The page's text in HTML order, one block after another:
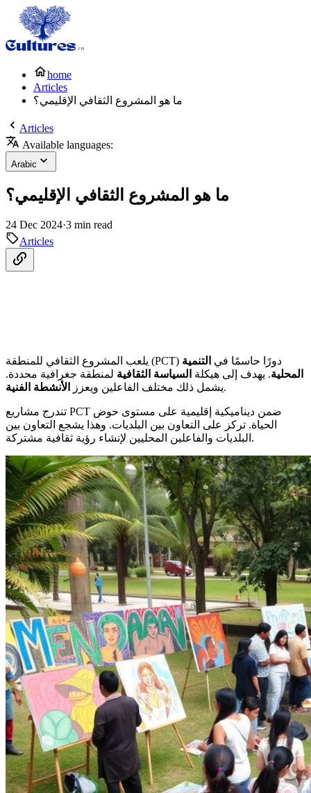
home
Articles
ما هو المشروع الثقافي الإقليمي؟
Articles
Available languages:
Arabic
ما هو المشروع الثقافي الإقليمي؟
24 Dec 2024·3 min read
Articles
يلعب المشروع الثقافي للمنطقة (PCT) دورًا حاسمًا في التنمية
المحلية. يهدف إلى هيكلة السياسة الثقافية لمنطقة جغرافية محددة.
يشمل ذلك مختلف الفاعلين ويعزز
الأنشطة الفنية .
تندرج مشاريع PCT ضمن ديناميكية إقليمية على مستوى حوض
الحياة. تركز على التعاون بين البلديات. وهذا يشجع التعاون بين
البلديات والفاعلين المحليين لإنشاء رؤية ثقافية مشتركة.